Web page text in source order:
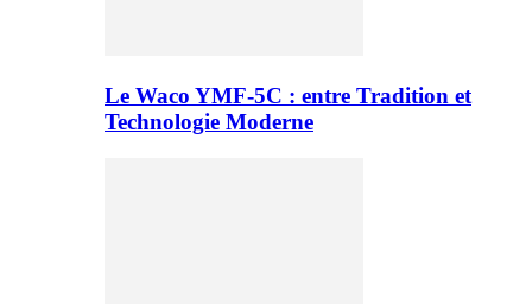
Le Waco YMF-5C : entre Tradition et
Technologie Moderne